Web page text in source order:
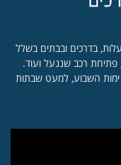
בדרכים ובבתים בשלל
רכב שננעל ועוד.
ביממה, בכל ימות השבוע, למעט שבתות